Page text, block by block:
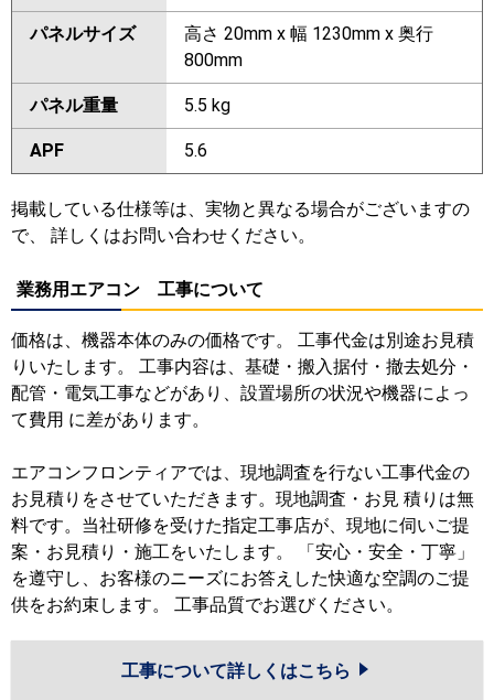
パネルサイズ
高さ 20mm x 幅 1230mm x 奥行
800mm
パネル重量 5.5 kg
APF 5.6
掲載している仕様等は、実物と異なる場合がございますの
で、 詳しくはお問い合わせください。
業務用エアコン 工事について
価格は、機器本体のみの価格です。 工事代金は別途お見積
りいたします。 工事内容は、基礎・搬入据付・撤去処分・
配管・電気工事などがあり、設置場所の状況や機器によっ
て費用 に差があります。
エアコンフロンティアでは、現地調査を行ない工事代金の
お見積りをさせていただきます。現地調査・お見 積りは無
料です。当社研修を受けた指定工事店が、現地に伺いご提
案・お見積り・施工をいたします。 「安心・安全・丁寧」
を遵守し、お客様のニーズにお答えした快適な空調のご提
供をお約束します。 工事品質でお選びください。
工事について詳しくはこちら